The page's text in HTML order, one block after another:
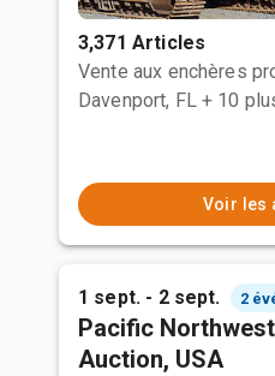
3,371 Articles
Vente aux enchères
Davenport, FL + 10
Voir les
1 sept. - 2 sept. 2
Pacific
Auction, USA